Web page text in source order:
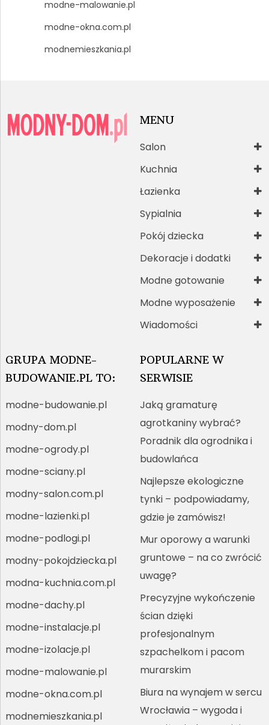
modne-malowanie.pl
modne-okna.com.pl
modnemieszkania.pl
MENU
Salon
Kuchnia
Łazienka
Sypialnia
Pokój dziecka
Dekoracje i dodatki
Modne gotowanie
Modne wyposażenie
Wiadomości
GRUPA MODNE-
BUDOWANIE.PL TO:
modne-budowanie.pl
modny-dom.pl
modne-ogrody.pl
modne-sciany.pl
modny-salon.com.pl
modne-lazienki.pl
modne-podlogi.pl
modny-pokojdziecka.pl
modna-kuchnia.com.pl
modne-dachy.pl
modne-instalacje.pl
modne-izolacje.pl
modne-malowanie.pl
modne-okna.com.pl
modnemieszkania.pl
POPULARNE W
SERWISIE
Jaką gramaturę
agrotkaniny wybrać?
Poradnik dla ogrodnika i
budowlańca
Najlepsze ekologiczne
tynki – podpowiadamy,
gdzie je zamówisz!
Mur oporowy a warunki
gruntowe – na co zwrócić
uwagę?
Precyzyjne wykończenie
ścian dzięki
profesjonalnym
szpachelkom i pacom
murarskim
Biura na wynajem w sercu
Wrocławia – wygoda i